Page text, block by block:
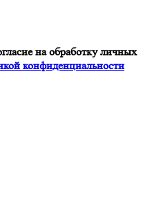
на обработку личных
конфиденциальности